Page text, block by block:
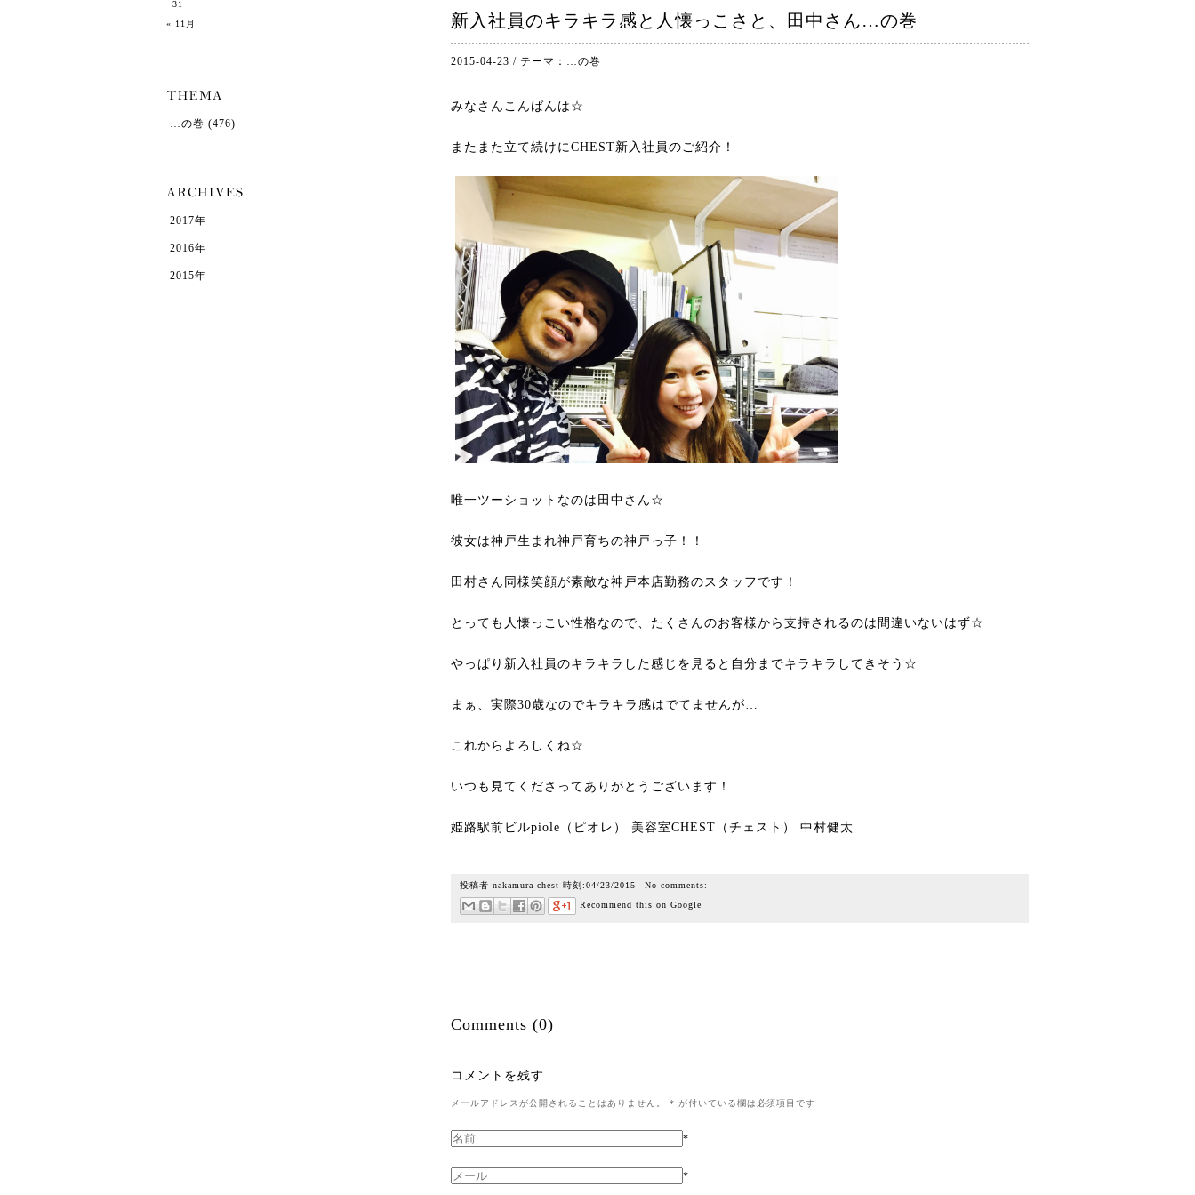
新入社員のキラキラ感と人懐っこさと、田中さん…の巻
2015-04-23 / テーマ： …の巻
みなさんこんばんは☆
またまた立て続けにCHEST新入社員のご紹介！
唯一ツーショットなのは田中さん☆
彼女は神戸生まれ神戸育ちの神戸っ子！！
田村さん同様笑顔が素敵な神戸本店勤務のスタッフです！
とっても人懐っこい性格なので、たくさんのお客様から支持されるのは間違いないはず☆
やっぱり新入社員のキラキラした感じを見ると自分までキラキラしてきそう☆
まぁ、実際30歳なのでキラキラ感はでてませんが…
これからよろしくね☆
いつも見てくださってありがとうございます！
姫路駅前ビルpiole（ピオレ） 美容室CHEST（チェスト） 中村健太
投稿者 nakamura-chest 時刻:04/23/2015 No comments:
Recommend this on Google
Comments (0)
コメントを残す
メールアドレスが公開されることはありません。 * が付いている欄は必須項目です
*
*
« 11月
31
…の巻 (476)
2017年
2016年
2015年